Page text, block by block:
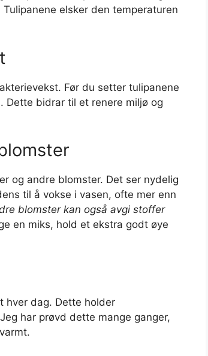
elsker den temperaturen
Før du setter tulipanene
. Dette bidrar til et renere miljø og
og andre blomster. Det ser nydelig
til å vokse i vasen, ofte mer enn
blomster kan også avgi stoffer
en miks, hold et ekstra godt øye
hver dag. Dette holder
har prøvd dette mange ganger,